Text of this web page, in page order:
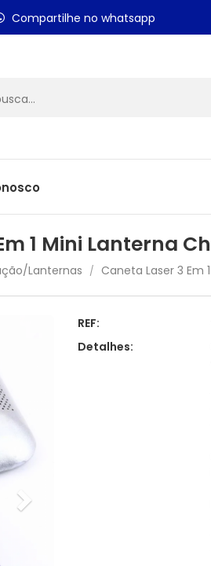
Compartilhe no whatsapp
1 Mini Lanterna
Lanternas / Caneta Laser 3 Em
REF:
Detalhes: